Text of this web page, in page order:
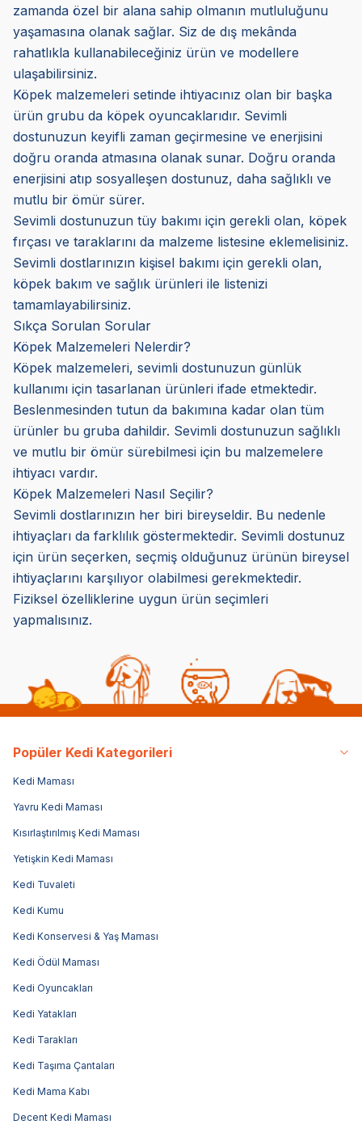
zamanda özel bir alana sahip olmanın mutluluğunu
yaşamasına olanak sağlar. Siz de dış mekânda
rahatlıkla kullanabileceğiniz ürün ve modellere
ulaşabilirsiniz.
Köpek malzemeleri setinde ihtiyacınız olan bir başka
ürün grubu da köpek oyuncaklarıdır. Sevimli
dostunuzun keyifli zaman geçirmesine ve enerjisini
doğru oranda atmasına olanak sunar. Doğru oranda
enerjisini atıp sosyalleşen dostunuz, daha sağlıklı ve
mutlu bir ömür sürer.
Sevimli dostunuzun tüy bakımı için gerekli olan, köpek
fırçası ve taraklarını da malzeme listesine eklemelisiniz.
Sevimli dostlarınızın kişisel bakımı için gerekli olan,
köpek bakım ve sağlık ürünleri ile listenizi
tamamlayabilirsiniz.
Sıkça Sorulan Sorular
Köpek Malzemeleri Nelerdir?
Köpek malzemeleri, sevimli dostunuzun günlük
kullanımı için tasarlanan ürünleri ifade etmektedir.
Beslenmesinden tutun da bakımına kadar olan tüm
ürünler bu gruba dahildir. Sevimli dostunuzun sağlıklı
ve mutlu bir ömür sürebilmesi için bu malzemelere
ihtiyacı vardır.
Köpek Malzemeleri Nasıl Seçilir?
Sevimli dostlarınızın her biri bireyseldir. Bu nedenle
ihtiyaçları da farklılık göstermektedir. Sevimli dostunuz
için ürün seçerken, seçmiş olduğunuz ürünün bireysel
ihtiyaçlarını karşılıyor olabilmesi gerekmektedir.
Fiziksel özelliklerine uygun ürün seçimleri
yapmalısınız.
Popüler Kedi Kategorileri
Kedi Maması
Yavru Kedi Maması
Kısırlaştırılmış Kedi Maması
Yetişkin Kedi Maması
Kedi Tuvaleti
Kedi Kumu
Kedi Konservesi & Yaş Maması
Kedi Ödül Maması
Kedi Oyuncakları
Kedi Yatakları
Kedi Tarakları
Kedi Taşıma Çantaları
Kedi Mama Kabı
Decent Kedi Maması